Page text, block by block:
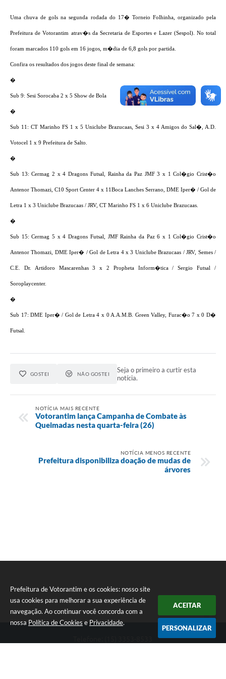
Prefeitura de Votorantim e os cookies: nosso site
usa cookies para melhorar a sua experiência de
navegação. Ao continuar você concorda com a
nossa Política de Cookies e Privacidade.
ACEITAR
PERSONALIZAR
Jornal (Edições anteriores)
Uso de Internet e Recursos de Informática
Plano Municipal de Saneamento Básico
Guarda Civil Municipal (GCM)
Arborização urbana
Galeria de Vídeos
Legislação
Contato
Uma chuva de gols na segunda rodada do 17� Torneio Folhinha, organizado pela
Prefeitura de Votorantim atrav�s da Secretaria de Esportes e Lazer (Sespol). No total
foram marcados 110 gols em 16 jogos, m�dia de 6,8 gols por partida.
Confira os resultados dos jogos deste final de semana:
�
Sub 9: Sesi Sorocaba 2 x 5 Show de Bola
�
Sub 11: CT Marinho FS 1 x 5 Uniclube Brazucaas, Sesi 3 x 4 Amigos do Sal�, A.D.
Votocel 1 x 9 Prefeitura de Salto.
�
Sub 13: Cermag 2 x 4 Dragons Futsal, Rainha da Paz JMF 3 x 1 Col�gio Crist�o
Antenor Thomazi, C10 Sport Center 4 x 11Boca Lanches Serrano, DME Iper� / Gol de
Letra 1 x 3 Uniclube Brazucaas / JRV, CT Marinho FS 1 x 6 Uniclube Brazucaas.
�
Sub 15:Cermag 5 x 4 Dragons Futsal, JMF Rainha da Paz 6 x 1 Col�gio Crist�o
Antenor Thomazi, DME Iper� / Gol de Letra 4 x 3 Uniclube Brazucaas / JRV, Semes /
C.E. Dr. Artidoro Mascarenhas 3 x 2 Propheta Inform�tica / Sergio Futsal /
Soroplaycenter.
�
Sub 17: DME Iper� / Gol de Letra 4 x 0 A.A.M.B. Green Valley, Furac�o 7 x 0 D�
Futsal.
GOSTEI NÃO GOSTEI
Seja o primeiro a curtir esta
notícia.
NOTÍCIA MAIS RECENTE
Votorantim lança Campanha de Combate às
Queimadas nesta quarta-feira (26)
NOTÍCIA MENOS RECENTE
Prefeitura disponibiliza doação de mudas de
árvores